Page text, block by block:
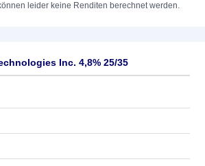
leider keine Renditen berechnet werden.
Inc. 4,8% 25/35